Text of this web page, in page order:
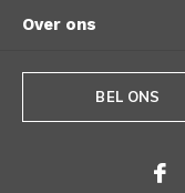
Over ons
BEL ONS